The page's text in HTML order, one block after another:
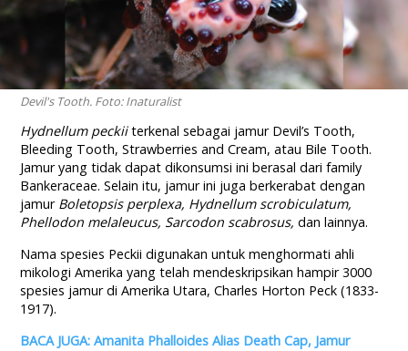
Devil's Tooth. Foto: Inaturalist
Hydnellum peckiiterkenal sebagai jamur Devil’s Tooth,
Bleeding Tooth, Strawberries and Cream, atau Bile Tooth.
Jamur yang tidak dapat dikonsumsi ini berasal dari family
Bankeraceae. Selain itu, jamur ini juga berkerabat dengan
jamur Boletopsis perplexa, Hydnellum scrobiculatum,
Phellodon melaleucus, Sarcodon scabrosus, dan lainnya.
Nama spesies Peckii digunakan untuk menghormati ahli
mikologi Amerika yang telah mendeskripsikan hampir 3000
spesies jamur di Amerika Utara, Charles Horton Peck (1833-
1917).
BACA JUGA: Amanita Phalloides Alias Death Cap, Jamur